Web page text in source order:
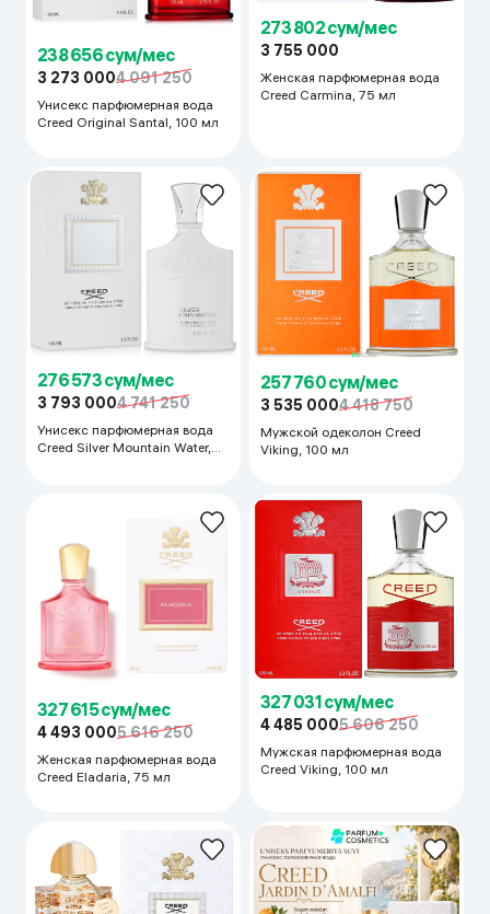
238 656 сум/мес
3 273 0004 091 250
Унисекс парфюмерная вода
Creed Original Santal, 100 мл
273 802 сум/мес
3 755 000
Женская парфюмерная вода
Creed Carmina, 75 мл
276 573 сум/мес
3 793 0004 741 250
Унисекс парфюмерная вода
Creed Silver Mountain Water,
257 760 сум/мес
3 535 0004 418 750
Мужской одеколон Creed
Viking, 100 мл
327 615 сум/мес
4 493 0005 616 250
Женская парфюмерная вода
Creed Eladaria, 75 мл
327 031 сум/мес
4 485 0005 606 250
Мужская парфюмерная вода
Creed Viking, 100 мл